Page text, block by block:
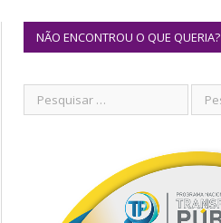
NÃO ENCONTROU O QUE QUERIA?